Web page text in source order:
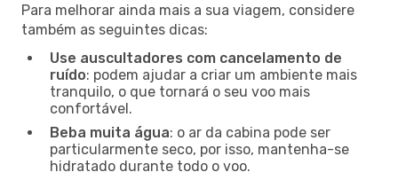
Para melhorar ainda mais a sua viagem, considere
também as seguintes dicas:
Use auscultadores com cancelamento de
ruído: podem ajudar a criar um ambiente mais
tranquilo, o que tornará o seu voo mais
confortável.
Beba muita água: o ar da cabina pode ser
particularmente seco, por isso, mantenha-se
hidratado durante todo o voo.